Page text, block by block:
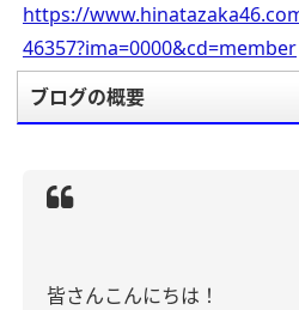
https://
46357?ima=0000&cd=member
ブログの概要
皆さんこんにちは！